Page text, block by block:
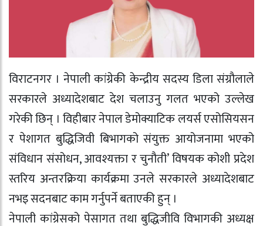
विराटनगर । नेपाली कांग्रेकी केन्द्रीय सदस्य डिला संग्रौलाले
सरकारले अध्यादेशबाट देश चलाउनु गलत भएको उल्लेख
गरेकी छिन् । विहीबार नेपाल डेमोक्याटिक लयर्स एसोसियसन
र पेशागत बुद्धिजिवी बिभागको संयुक्त आयोजनामा भएको
संविधान संसोधन, आवश्यक्ता र चुनौती’ विषयक कोशी प्रदेश
स्तरिय अन्तरक्रिया कार्यक्रमा उनले सरकारले अध्यादेशबाट
नभइ सदनबाट काम गर्नुपर्ने बताएकी हुन् ।
नेपाली कांग्रेसको पेसागत तथा बुद्धिजीवि विभागकी अध्यक्ष